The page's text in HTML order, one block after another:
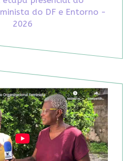
do DF e Entorno -
2026